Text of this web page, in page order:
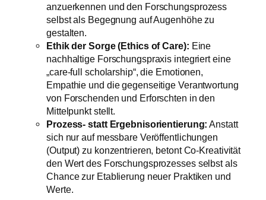
anzuerkennen und den Forschungsprozess
selbst als Begegnung auf Augenhöhe zu
gestalten.
Ethik der Sorge (Ethics of Care): Eine
nachhaltige Forschungspraxis integriert eine
„care-full scholarship“, die Emotionen,
Empathie und die gegenseitige Verantwortung
von Forschenden und Erforschten in den
Mittelpunkt stellt.
Prozess- statt Ergebnisorientierung: Anstatt
sich nur auf messbare Veröffentlichungen
(Output) zu konzentrieren, betont Co-Kreativität
den Wert des Forschungsprozesses selbst als
Chance zur Etablierung neuer Praktiken und
Werte.